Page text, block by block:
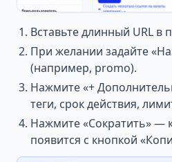
Вставьте длинный URL в
При желании задайте
(например, promo).
Нажмите «+
теги, срок действия,
Нажмите «Сократить» —
появится с кнопкой